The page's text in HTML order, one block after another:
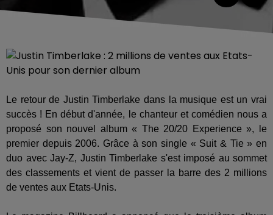
Le retour de Justin Timberlake dans la musique est un vrai
succès ! En début d'année, le chanteur et comédien nous a
proposé son nouvel album « The 20/20 Experience », le
premier depuis 2006. Grâce à son single « Suit & Tie » en
duo avec Jay-Z, Justin Timberlake s'est imposé au sommet
des classements et vient de passer la barre des 2 millions
de ventes aux Etats-Unis.